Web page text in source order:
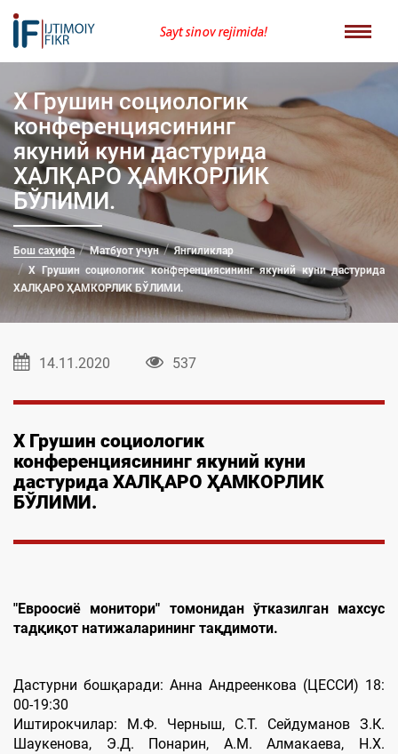
Sayt sinov rejimida!
Х Грушин социологик
конференциясининг
якуний куни дастурида
ХАЛҚАРО ҲАМКОРЛИК
БЎЛИМИ.
Бош саҳифа Матбуот учун
Янгиликлар
Х Грушин социологик конференциясининг якуний куни дастурида
ХАЛҚАРО ҲАМКОРЛИК БЎЛИМИ.
14.11.2020 537
Х Грушин социологик
конференциясининг якуний куни
дастурида ХАЛҚАРО ҲАМКОРЛИК
БЎЛИМИ.
"Евроосиё монитори" томонидан ўтказилган махсус
тадқиқот натижаларининг тақдимоти.
Дастурни бошқаради: Анна Андреенкова (ЦЕССИ) 18:
00-19:30
Иштирокчилар: М.Ф. Черныш, С.Т. Сейдуманов З.К.
Шаукенова, Э.Д. Понарин, А.М. Алмакаева, Н.Х.